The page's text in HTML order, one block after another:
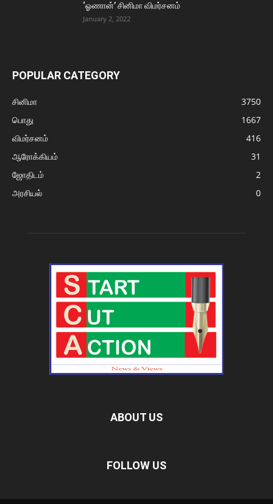
‘ஓணான்’ சினிமா விமர்சனம்
January 2, 2022
POPULAR CATEGORY
சினிமா
3750
பொது
1667
விமர்சனம்
416
ஆரோக்கியம்
31
ஜோதிடம்
2
அரசியல்
0
ABOUT US
FOLLOW US